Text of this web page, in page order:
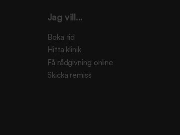
Jag vill...
Boka tid
Hitta klinik
Få rådgivning online
Skicka remiss